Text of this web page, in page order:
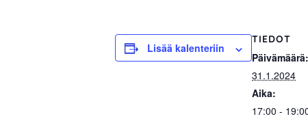
Lisää kalenteriin
TIEDOT
Päivämäärä:
31.1.2024
Aika:
17:00 -